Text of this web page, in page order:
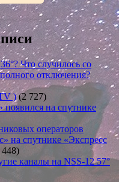
Что случилось со
отключения?
) (2 727)
на спутнике
операторов
на спутнике «Экспресс
448)
каналы на NSS-12 57°